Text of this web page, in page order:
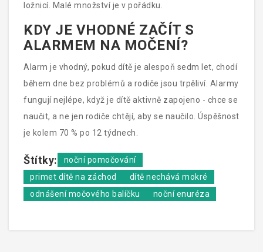
ložnicí. Malé množství je v pořádku.
KDY JE VHODNÉ ZAČÍT S
ALARMEM NA MOČENÍ?
Alarm je vhodný, pokud dítě je alespoň sedm let, chodí
během dne bez problémů a rodiče jsou trpěliví. Alarmy
fungují nejlépe, když je dítě aktivně zapojeno - chce se
naučit, a ne jen rodiče chtějí, aby se naučilo. Úspěšnost
je kolem 70 % po 12 týdnech.
Štítky:
noční pomočování
primet dítě na záchod
dítě nechává mokré
odnášení močového balíčku
noční enuréza